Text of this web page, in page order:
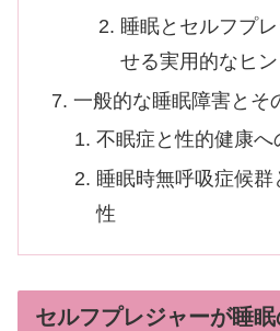
睡眠とセルフプ
せる実用的なヒン
一般的な睡眠障害とそ
不眠症と性的健康へ
睡眠時無呼吸症候
性
セルフプレジャーが睡